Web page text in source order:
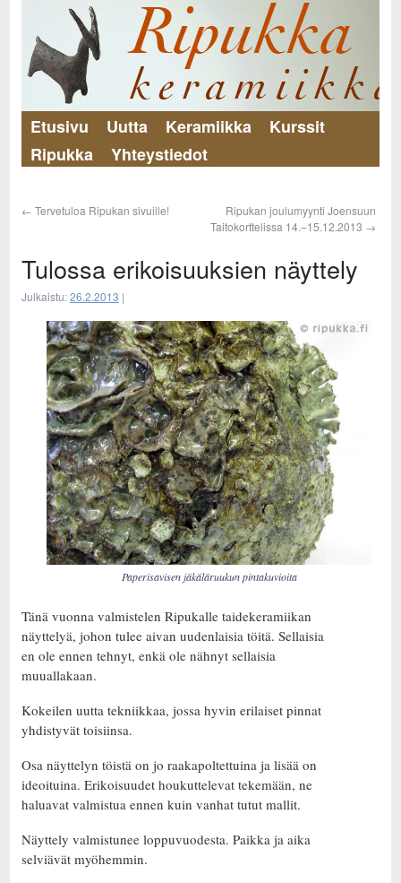
Etusivu Uutta Keramiikka
Kurssit
Ripukka
Yhteystiedot
← Tervetuloa Ripukan sivuille!
Ripukan joulumyynti Joensuun
Taitokorttelissa 14.–15.12.2013 →
Tulossa erikoisuuksien näyttely
Julkaistu:26.2.2013 |
Paperisavisen jäkäläruukun pintakuvioita
Tänä vuonna valmistelen Ripukalle taidekeramiikan
näyttelyä, johon tulee aivan uudenlaisia töitä. Sellaisia
en ole ennen tehnyt, enkä ole nähnyt sellaisia
muuallakaan.
Kokeilen uutta tekniikkaa, jossa hyvin erilaiset pinnat
yhdistyvät toisiinsa.
Osa näyttelyn töistä on jo raakapoltettuina ja lisää on
ideoituina. Erikoisuudet houkuttelevat tekemään, ne
haluavat valmistua ennen kuin vanhat tutut mallit.
Näyttely valmistunee loppuvuodesta. Paikka ja aika
selviävät myöhemmin.